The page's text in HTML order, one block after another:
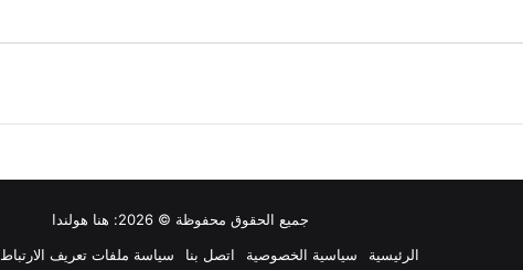
جميع الحقوق محفوظة © 2026:
هنا هولندا
الرئيسية
سياسية الخصوصية اتصل بنا سياسة ملفات تعريف الارتباط